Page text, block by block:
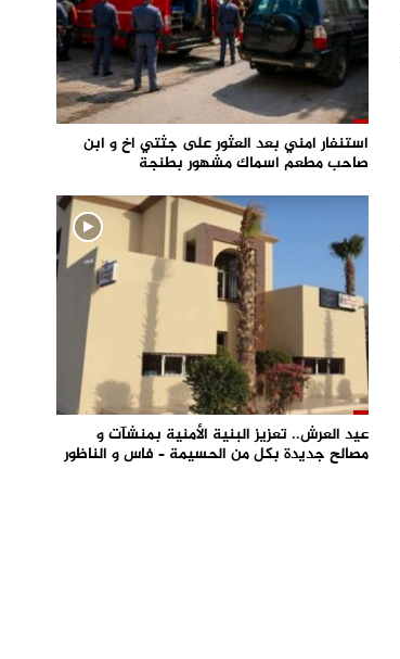
استنفار امني بعد العثور على جثتي اخ و ابن
صاحب مطعم اسماك مشهور بطنجة
عيد العرش.. تعزيز البنية الأمنية بمنشآت و
مصالح جديدة بكل من الحسيمة – فاس و الناظور